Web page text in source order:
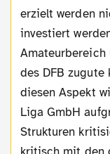
erzielt werden
investiert
des DFB zugute
diesen Aspekt
Liga GmbH
Strukturen